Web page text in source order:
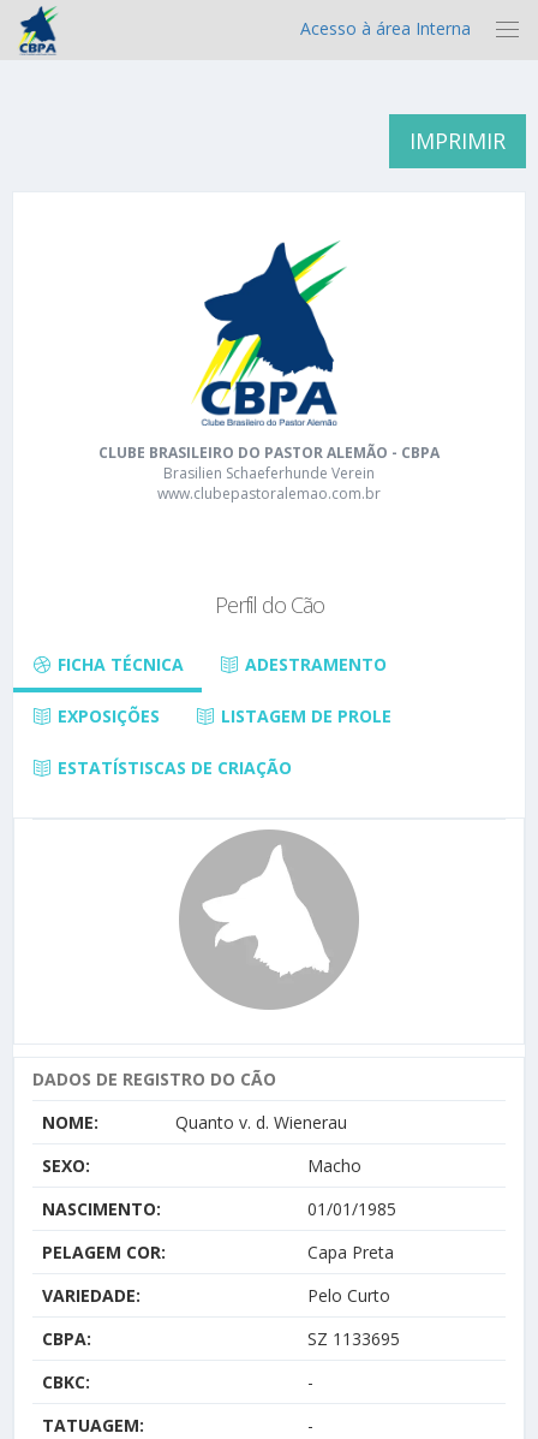
Acesso à área Interna
IMPRIMIR
CLUBE BRASILEIRO DO PASTOR ALEMÃO - CBPA
Brasilien Schaeferhunde Verein
www.clubepastoralemao.com.br
Perfil do Cão
FICHA TÉCNICA ADESTRAMENTO
EXPOSIÇÕES LISTAGEM DE PROLE
ESTATÍSTISCAS DE CRIAÇÃO
DADOS DE REGISTRO DO CÃO
NOME:
Quanto v. d. Wienerau
SEXO:
Macho
NASCIMENTO:
01/01/1985
PELAGEM COR:
Capa Preta
VARIEDADE:
Pelo Curto
CBPA:
SZ 1133695
CBKC:
-
TATUAGEM:
-